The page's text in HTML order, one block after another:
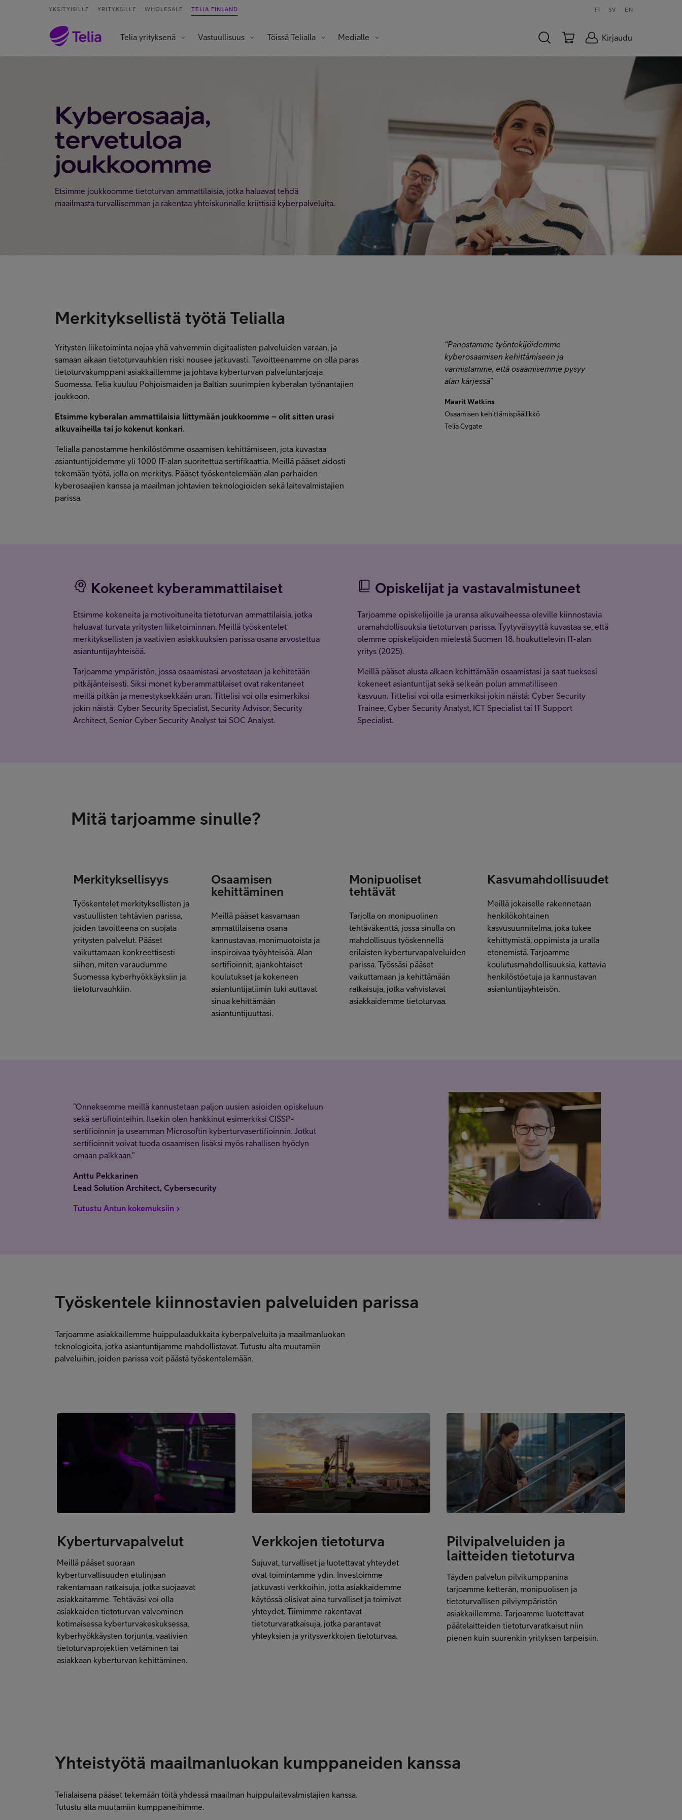
YKSITYISILLE YRITYKSILLE WHOLESALE TELIA FINLAND FI SV EN
Telia yrityksenä Vastuullisuus Töissä Telialla Medialle Kirjaudu
Kyberosaaja,
tervetuloa
joukkoomme
Etsimme joukkoomme tietoturvan ammattilaisia, jotka haluavat tehdä
maailmasta turvallisemman ja rakentaa yhteiskunnalle kriittisiä kyberpalveluita.
Merkityksellistä työtä Telialla
Yritysten liiketoiminta nojaa yhä vahvemmin digitaalisten palveluiden varaan, ja
samaan aikaan tietoturvauhkien riski nousee jatkuvasti. Tavoitteenamme on olla paras
tietoturvakumppani asiakkaillemme ja johtava kyberturvan palveluntarjoaja
Suomessa. Telia kuuluu Pohjoismaiden ja Baltian suurimpien kyberalan työnantajien
joukkoon.
Etsimme kyberalan ammattilaisia liittymään joukkoomme – olit sitten urasi
alkuvaiheilla tai jo kokenut konkari.
Telialla panostamme henkilöstömme osaamisen kehittämiseen, jota kuvastaa
asiantuntijoidemme yli 1000 IT-alan suoritettua sertifikaattia. Meillä pääset aidosti
tekemään työtä, jolla on merkitys. Pääset työskentelemään alan parhaiden
kyberosaajien kanssa ja maailman johtavien teknologioiden sekä laitevalmistajien
parissa.
“Panostamme työntekijöidemme
kyberosaamisen kehittämiseen ja
varmistamme, että osaamisemme pysyy
alan kärjessä”
Maarit Watkins
Osaamisen kehittämispäällikkö
Telia Cygate
Kokeneet kyberammattilaiset
Etsimme kokeneita ja motivoituneita tietoturvan ammattilaisia, jotka
haluavat turvata yritysten liiketoiminnan. Meillä työskentelet
merkityksellisten ja vaativien asiakkuuksien parissa osana arvostettua
asiantuntijayhteisöä.
Tarjoamme ympäristön, jossa osaamistasi arvostetaan ja kehitetään
pitkäjänteisesti. Siksi monet kyberammattilaiset ovat rakentaneet
meillä pitkän ja menestyksekkään uran. Tittelisi voi olla esimerkiksi
jokin näistä: Cyber Security Specialist, Security Advisor, Security
Architect, Senior Cyber Security Analyst tai SOC Analyst.
Opiskelijat ja vastavalmistuneet
Tarjoamme opiskelijoille ja uransa alkuvaiheessa oleville kiinnostavia
uramahdollisuuksia tietoturvan parissa. Tyytyväisyyttä kuvastaa se, että
olemme opiskelijoiden mielestä Suomen 18. houkuttelevin IT-alan
yritys (2025).
Meillä pääset alusta alkaen kehittämään osaamistasi ja saat tueksesi
kokeneet asiantuntijat sekä selkeän polun ammatilliseen
kasvuun. Tittelisi voi olla esimerkiksi jokin näistä: Cyber Security
Trainee, Cyber Security Analyst, ICT Specialist tai IT Support
Specialist.
Mitä tarjoamme sinulle?
Merkityksellisyys
Työskentelet merkityksellisten ja
vastuullisten tehtävien parissa,
joiden tavoitteena on suojata
yritysten palvelut. Pääset
vaikuttamaan konkreettisesti
siihen, miten varaudumme
Suomessa kyberhyökkäyksiin ja
tietoturvauhkiin.
Osaamisen
kehittäminen
Meillä pääset kasvamaan
ammattilaisena osana
kannustavaa, monimuotoista ja
inspiroivaa työyhteisöä. Alan
sertifioinnit, ajankohtaiset
koulutukset ja kokeneen
asiantuntijatiimin tuki auttavat
sinua kehittämään
asiantuntijuuttasi.
Monipuoliset
tehtävät
Tarjolla on monipuolinen
tehtäväkenttä, jossa sinulla on
mahdollisuus työskennellä
erilaisten kyberturvapalveluiden
parissa. Työssäsi pääset
vaikuttamaan ja kehittämään
ratkaisuja, jotka vahvistavat
asiakkaidemme tietoturvaa.
Kasvumahdollisuudet
Meillä jokaiselle rakennetaan
henkilökohtainen
kasvusuunnitelma, joka tukee
kehittymistä, oppimista ja uralla
etenemistä. Tarjoamme
koulutusmahdollisuuksia, kattavia
henkilöstöetuja ja kannustavan
asiantuntijayhteisön.
”Onneksemme meillä kannustetaan paljon uusien asioiden opiskeluun
sekä sertifiointeihin. Itsekin olen hankkinut esimerkiksi CISSP-
sertifioinnin ja useamman Microsoftin kyberturvasertifioinnin. Jotkut
sertifioinnit voivat tuoda osaamisen lisäksi myös rahallisen hyödyn
omaan palkkaan.”
Anttu Pekkarinen
Lead Solution Architect, Cybersecurity
Tutustu Antun kokemuksiin
Työskentele kiinnostavien palveluiden parissa
Tarjoamme asiakkaillemme huippulaadukkaita kyberpalveluita ja maailmanluokan
teknologioita, jotka asiantuntijamme mahdollistavat. Tutustu alta muutamiin
palveluihin, joiden parissa voit päästä työskentelemään.
Kyberturvapalvelut
Meillä pääset suoraan
kyberturvallisuuden etulinjaan
rakentamaan ratkaisuja, jotka suojaavat
asiakkaitamme. Tehtäväsi voi olla
asiakkaiden tietoturvan valvominen
kotimaisessa kyberturvakeskuksessa,
kyberhyökkäysten torjunta, vaativien
tietoturvaprojektien vetäminen tai
asiakkaan kyberturvan kehittäminen.
Verkkojen tietoturva
Sujuvat, turvalliset ja luotettavat yhteydet
ovat toimintamme ydin. Investoimme
jatkuvasti verkkoihin, jotta asiakkaidemme
käytössä olisivat aina turvalliset ja toimivat
yhteydet. Tiimimme rakentavat
tietoturvaratkaisuja, jotka parantavat
yhteyksien ja yritysverkkojen tietoturvaa.
Pilvipalveluiden ja
laitteiden tietoturva
Täyden palvelun pilvikumppanina
tarjoamme ketterän, monipuolisen ja
tietoturvallisen pilviympäristön
asiakkaillemme. Tarjoamme luotettavat
päätelaitteiden tietoturvaratkaisut niin
pienen kuin suurenkin yrityksen tarpeisiin.
Yhteistyötä maailmanluokan kumppaneiden kanssa
Telialaisena pääset tekemään töitä yhdessä maailman huippulaitevalmistajien kanssa.
Tutustu alta muutamiin kumppaneihimme.